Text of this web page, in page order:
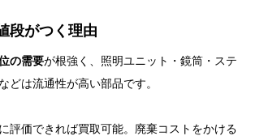
段がつく理由
の需要が根強く、照明ユニット・鏡筒・ステ
どは流通性が高い部品です。
評価できれば買取可能。廃棄コストをかける